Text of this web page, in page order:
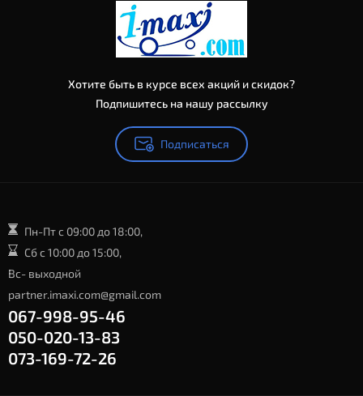
Хотите быть в курсе всех акций и скидок?
Подпишитесь на нашу рассылку
Подписаться
Пн-Пт с 09:00 до 18:00,
Сб с 10:00 до 15:00,
Вс- выходной
partner.imaxi.com@gmail.com
067-998-95-46
050-020-13-83
073-169-72-26